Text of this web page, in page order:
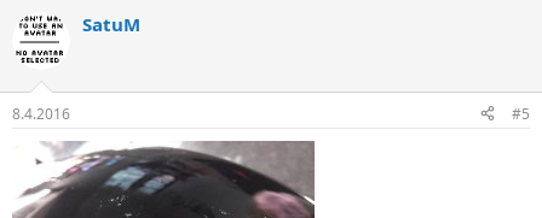
SatuM
8.4.2016 #5